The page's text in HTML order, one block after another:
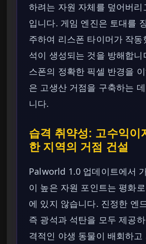
하려는 자원 자체를 덮어버리
입니다. 게임 엔진은 토대를
주하여 리스폰 타이머가 작동
석이 생성되는 것을 방해합니
스폰의 정확한 픽셀 반경을
은 고생산 거점을 구축하는
니다.
습격 취약성: 고수익이
한 지역의 거점 건설
Palworld 1.0 업데이트에서
이 높은 자원 포인트는 평화
에 있지 않습니다. 진정한 엔
즉 광석과 석탄을 모두 제공
격적인 야생 동물이 배회하고